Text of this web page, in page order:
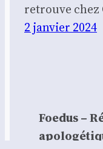
retrouve
2 janvier 2024
Foedus –